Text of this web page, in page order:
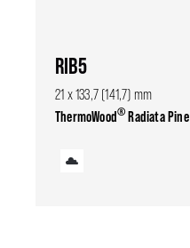
RIB5
21 x 133,7 (141,7) mm
ThermoWood®Radiata Pine